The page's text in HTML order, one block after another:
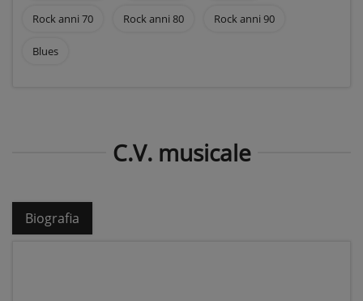
Rock anni 70 Rock anni 80 Rock anni 90
Blues
C.V. musicale
Biografia